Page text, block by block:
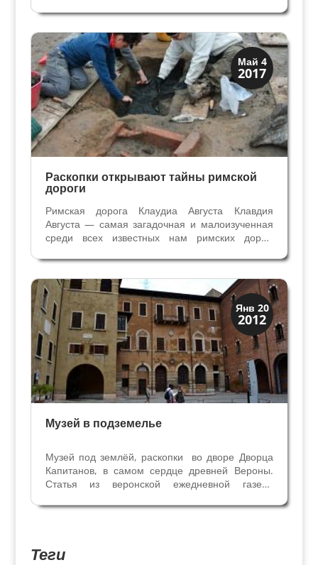
под замком Сан Пьетро. Глубиной 20 метров и
такой же ширины, инженерное гидравлическое
сооружение...
Май 4
2017
Верона
Римская Верона
Раскопки открывают тайны римской
дороги
Римская дорога Клаудиа Августа Клавдия
Августа — самая загадочная и малоизученная
среди всех известных нам римских дорог.
Империи с германскими территориями, она
соединяла Паданскую равнину с Дунаем в
Баварии, проходя...
Янв 20
2012
Археология
История
Музей в подземелье
Музей под землёй, раскопки во дворе Дворца
Капитанов, в самом сердце древней Вероны.
Статья из веронской ежедневной газеты
века Верона может похвастаться музеем, в
Теги